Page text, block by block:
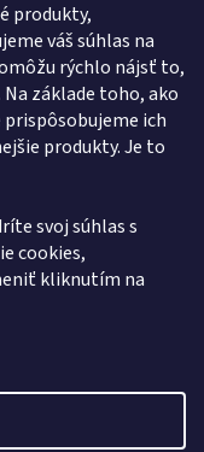
produkty,
váš súhlas na
rýchlo nájsť to,
základe toho, ako
ich
produkty. Je to
svoj súhlas s
cookies,
kliknutím na